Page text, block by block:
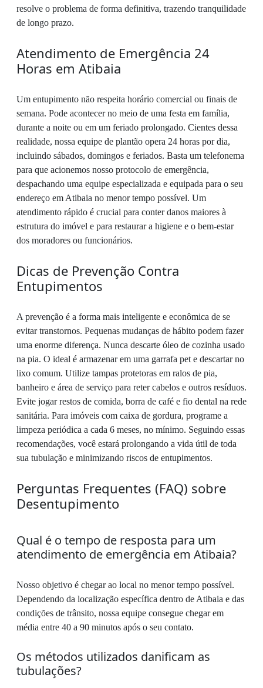
resolve o problema de forma definitiva, trazendo tranquilidade
de longo prazo.
Atendimento de Emergência 24
Horas em Atibaia
Um entupimento não respeita horário comercial ou finais de
semana. Pode acontecer no meio de uma festa em família,
durante a noite ou em um feriado prolongado. Cientes dessa
realidade, nossa equipe de plantão opera 24 horas por dia,
incluindo sábados, domingos e feriados. Basta um telefonema
para que acionemos nosso protocolo de emergência,
despachando uma equipe especializada e equipada para o seu
endereço em Atibaia no menor tempo possível. Um
atendimento rápido é crucial para conter danos maiores à
estrutura do imóvel e para restaurar a higiene e o bem-estar
dos moradores ou funcionários.
Dicas de Prevenção Contra
Entupimentos
A prevenção é a forma mais inteligente e econômica de se
evitar transtornos. Pequenas mudanças de hábito podem fazer
uma enorme diferença. Nunca descarte óleo de cozinha usado
na pia. O ideal é armazenar em uma garrafa pet e descartar no
lixo comum. Utilize tampas protetoras em ralos de pia,
banheiro e área de serviço para reter cabelos e outros resíduos.
Evite jogar restos de comida, borra de café e fio dental na rede
sanitária. Para imóveis com caixa de gordura, programe a
limpeza periódica a cada 6 meses, no mínimo. Seguindo essas
recomendações, você estará prolongando a vida útil de toda
sua tubulação e minimizando riscos de entupimentos.
Perguntas Frequentes (FAQ) sobre
Desentupimento
Qual é o tempo de resposta para um
atendimento de emergência em Atibaia?
Nosso objetivo é chegar ao local no menor tempo possível.
Dependendo da localização específica dentro de Atibaia e das
condições de trânsito, nossa equipe consegue chegar em
média entre 40 a 90 minutos após o seu contato.
Os métodos utilizados danificam as
tubulações?